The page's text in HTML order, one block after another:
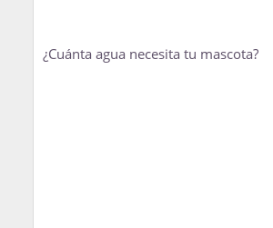
¿Cuánta agua necesita tu mascota?